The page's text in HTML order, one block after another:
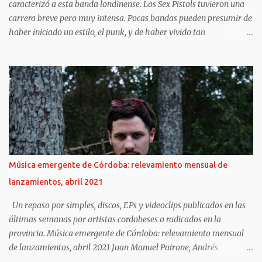
caracterizó a esta banda londinense. Los Sex Pistols tuvieron una
carrera breve pero muy intensa. Pocas bandas pueden presumir de
haber iniciado un estilo, el punk, y de haber vivido tan
liarse a insultos con un presentador de televisión), hacerse
famosos por sus conciertos y apariciones en público (que
acostumbraban, como mínimo, en acabar en caos y destrucción) e
influenciar en toda una generación. Las frases de Sex Pistols te
harán recordar algunas de sus canciones y algunos de los álbumes
más importantes del siglo XX , God save the queen y Anarchy in
the UK . Sin duda, la sombra de los Pistols es alargada y su
influencia llega a nuestros días. Sus gritos y su música infernal
pueden llegar a resultar de lo más liberadores.
https://frasesdelavida.com/frases-de-sex-pis...
Música emergente de Córdoba: relevamiento mensual de
lanzamientos, abril 2021
Un repaso por simples, discos, EPs y videoclips publicados en las
últimas semanas por artistas cordobeses o radicados en la
provincia. Música emergente de Córdoba: relevamiento mensual
de lanzamientos, abril 2021 Juan Manuel Pairone, Andrés